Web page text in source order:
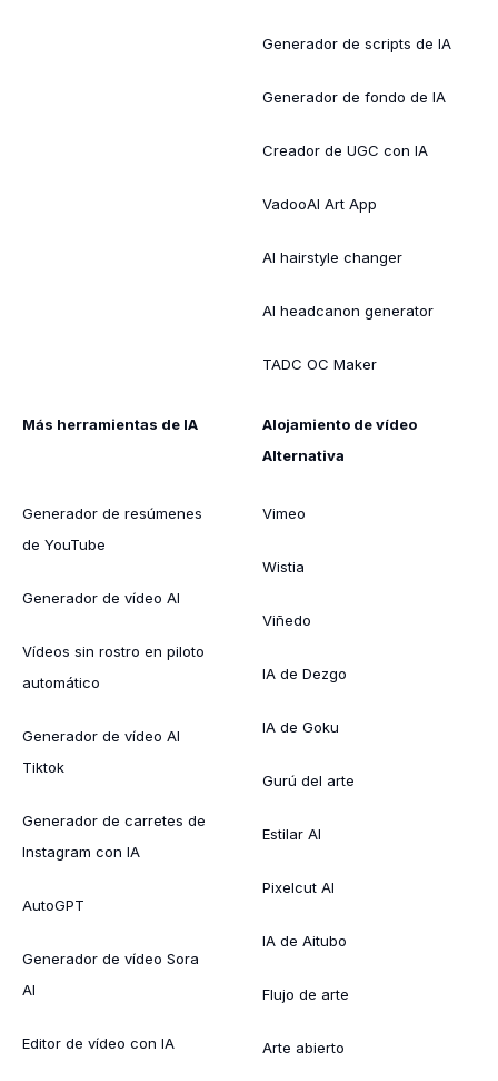
Generador de scripts de IA
Generador de fondo de IA
Creador de UGC con IA
VadooAI Art App
AI hairstyle changer
AI headcanon generator
TADC OC Maker
Más herramientas de IA
Generador de resúmenes
de YouTube
Generador de vídeo AI
Vídeos sin rostro en piloto
automático
Generador de vídeo AI
Tiktok
Generador de carretes de
Instagram con IA
AutoGPT
Generador de vídeo Sora
AI
Editor de vídeo con IA
Alojamiento de vídeo
Alternativa
Vimeo
Wistia
Viñedo
IA de Dezgo
IA de Goku
Gurú del arte
Estilar AI
Pixelcut AI
IA de Aitubo
Flujo de arte
Arte abierto